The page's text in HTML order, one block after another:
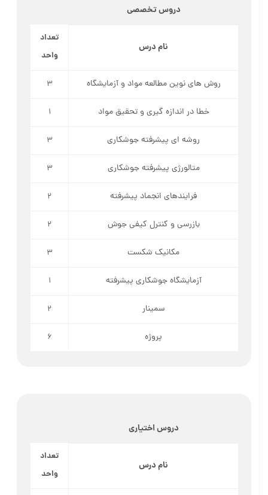
دروس تخصصی
نام درس
تعداد
واحد
روش­ های نوین مطالعه مواد و آزمایشگاه 3
خطا در اندازه گیری و تحقیق مواد 1
روش­ه ای پیشرفته جوشکاری 3
متالورژی پیشرفته جوشکاری 3
فرایندهای انجماد پیشرفته 2
بازرسی و کنترل کیفی جوش 2
مکانیک شکست 3
آزمایشگاه جوشکاری پیشرفته 1
سمینار 2
پروژه 6
دروس اختیاری
نام درس
تعداد
واحد